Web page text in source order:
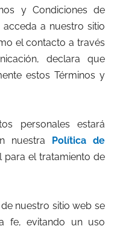
y Condiciones de
a nuestro sitio
el contacto a través
declara que
estos Términos y
personales estará
nuestra Política de
para el tratamiento de
nuestro sitio web se
fe, evitando un uso